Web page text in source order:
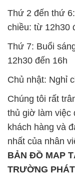
Thứ 2 đến thứ
chiều: từ 12h30
Thứ 7: Buổi
12h30 đến 16h
Chủ nhật: Nghỉ
Chúng tôi rất
thủ giờ làm việc
khách hàng và
nhất của nhân
BẢN ĐỒ MAP
TRƯỜNG PHÁT